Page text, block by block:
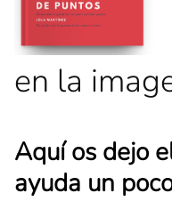
en la
Aquí os dejo
ayuda un